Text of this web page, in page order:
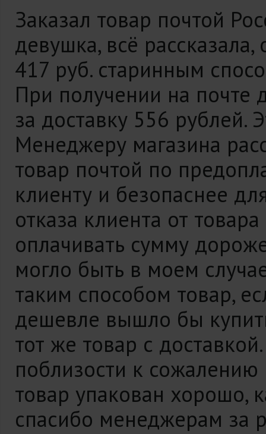
Заказал товар почтой
девушка, всё
417 руб. старинным
При получении на
за доставку 556 рублей.
Менеджеру магазина
товар почтой по
клиенту и безопаснее
отказа клиента от
оплачивать сумму
могло быть в моем
таким способом товар,
дешевле вышло бы
тот же товар с
поблизости к сожалению
товар упакован хорошо,
спасибо менеджерам за